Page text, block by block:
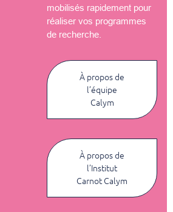
mobilisés rapidement pour
réaliser vos programmes
de recherche.
À propos de
l’équipe
Calym
À propos de
l’Institut
Carnot Calym